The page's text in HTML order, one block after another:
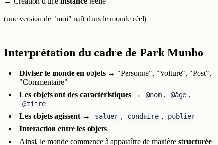
(une version de "moi" naît dans le monde réel)
Interprétation du cadre de Park Munho
Diviser le monde en objets → "Personne", "Voiture", "Post",
"Commentaire"
Les objets ont des caractéristiques → @nom , @âge ,
@titre
Les objets agissent → saluer , conduire , publier
Interaction entre les objets
Ainsi, le monde commence à apparaître de manière structurée